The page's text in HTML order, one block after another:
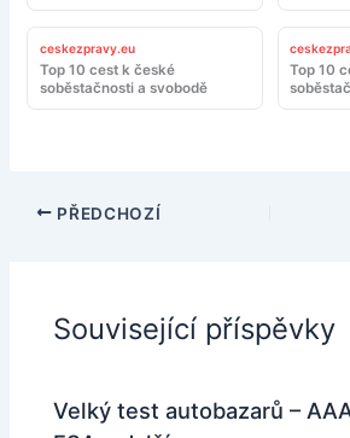
ceskezpravy.eu
Top 10 cest k české
soběstačnosti a svobodě
Top 10
PŘEDCHOZÍ
Související příspěvky
Velký test autobazarů –